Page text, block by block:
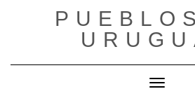
Cambiar